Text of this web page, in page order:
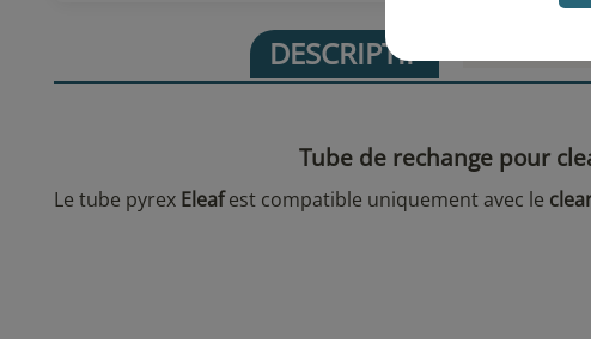
DESCRIPTIF
Tube de rechange pour
Le tube pyrex Eleafest compatible uniquement avec le